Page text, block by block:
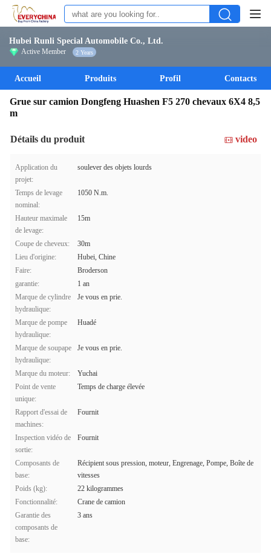
Hubei Runli Special Automobile Co., Ltd.
Active Member 2 Years
Accueil Produits Profil Contacts
Grue sur camion Dongfeng Huashen F5 270 chevaux 6X4 8,5
m
Détails du produit video
Application du
projet:
soulever des objets lourds
Temps de levage
nominal:
1050 N.m.
Hauteur maximale
de levage:
15m
Coupe de cheveux:
30m
Lieu d'origine:
Hubei, Chine
Faire:
Broderson
garantie:
1 an
Marque de cylindre
hydraulique:
Je vous en prie.
Marque de pompe
hydraulique:
Huadé
Marque de soupape
hydraulique:
Je vous en prie.
Marque du moteur:
Yuchai
Point de vente
unique:
Temps de charge élevée
Rapport d'essai de
machines:
Fournit
Inspection vidéo de
sortie:
Fournit
Composants de
base:
Récipient sous pression, moteur, Engrenage, Pompe, Boîte de
vitesses
Poids (kg):
22 kilogrammes
Fonctionnalité:
Crane de camion
Garantie des
composants de
base:
3 ans